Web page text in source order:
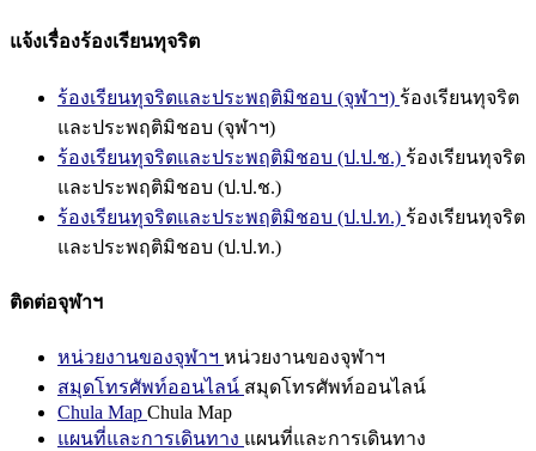
แจ้งเรื่องร้องเรียนทุจริต
ร้องเรียนทุจริตและประพฤติมิชอบ (จุฬาฯ) ร้องเรียนทุจริต
และประพฤติมิชอบ (จุฬาฯ)
ร้องเรียนทุจริตและประพฤติมิชอบ (ป.ป.ช.) ร้องเรียนทุจริต
และประพฤติมิชอบ (ป.ป.ช.)
ร้องเรียนทุจริตและประพฤติมิชอบ (ป.ป.ท.) ร้องเรียนทุจริต
และประพฤติมิชอบ (ป.ป.ท.)
ติดต่อจุฬาฯ
หน่วยงานของจุฬาฯ หน่วยงานของจุฬาฯ
สมุดโทรศัพท์ออนไลน์ สมุดโทรศัพท์ออนไลน์
Chula Map Chula Map
แผนที่และการเดินทาง แผนที่และการเดินทาง